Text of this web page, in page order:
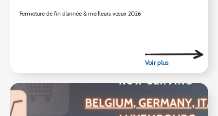
Fermeture de fin d’année & meilleurs vœux 2026